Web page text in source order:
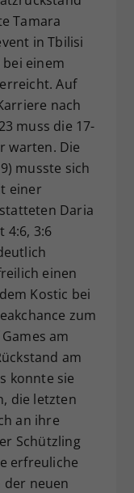
Tamara
in Tbilisi
einem
Auf
nach
muss die 17-
warten. Die
musste sich
einer
Daria
4:6, 3:6
einen
Kostic bei
zum
am
am
konnte sie
die letzten
an ihre
Schützling
erfreuliche
der neuen
Consent-
eine
für die
Ihrer
falls der
eingestellt